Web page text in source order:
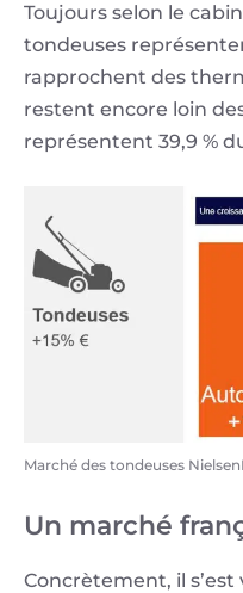
Toujours selon le
tondeuses
rapprochent des
restent encore loin
représentent 39,9 %
Marché des tondeuses
Un marché
Concrètement, il s’est